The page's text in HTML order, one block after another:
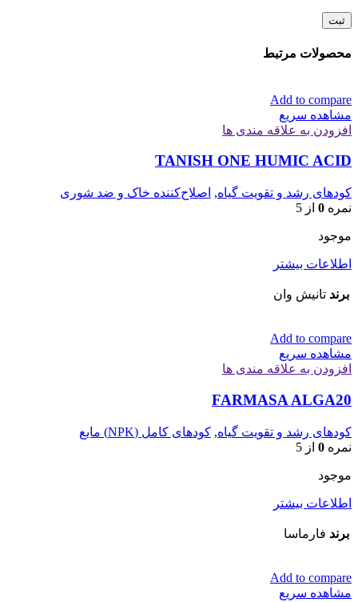
محصولات مرتبط
Add to compare
مشاهده سریع
افزودن به علاقه مندی ها
TANISH ONE HUMIC ACID
کودهای رشد و تقویت گیاه, اصلاح‌کننده خاک و ضد شوری
نمره 0 از 5
موجود
اطلاعات بیشتر
برند تانیش وان
Add to compare
مشاهده سریع
افزودن به علاقه مندی ها
FARMASA ALGA20
کودهای رشد و تقویت گیاه, کودهای کامل (NPK) مایع
نمره 0 از 5
موجود
اطلاعات بیشتر
برند فارماسا
Add to compare
مشاهده سریع